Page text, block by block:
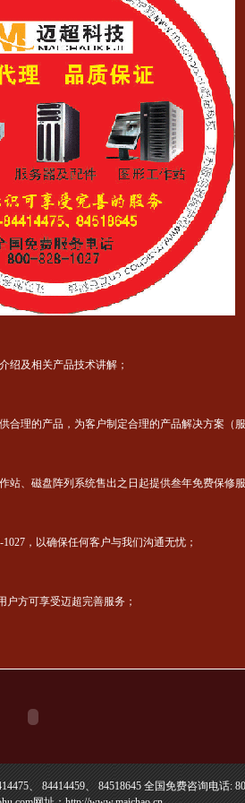
绍及相关产品技术讲解；
理的产品，为客户制定合理的产品解决方案（
、磁盘阵列系统售出之日起提供叁年免费保修服
，以确保任何客户与我们沟通无忧；
方可享受迈超完善服务；
、 84414459、 84518645 全国免费咨询电话: